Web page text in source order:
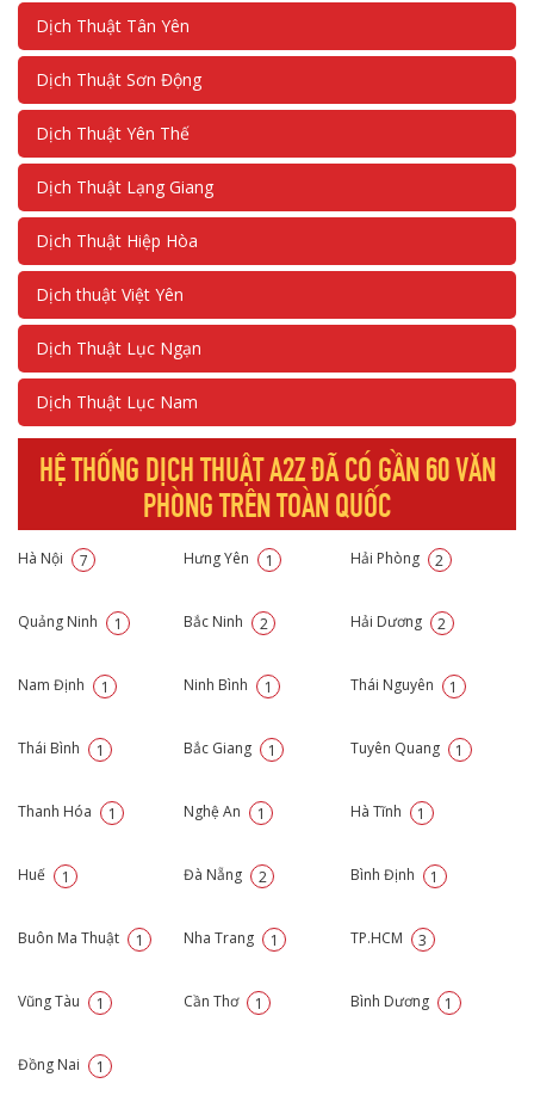
Dịch Thuật Tân Yên
Dịch Thuật Sơn Động
Dịch Thuật Yên Thế
Dịch Thuật Lạng Giang
Dịch Thuật Hiệp Hòa
Dịch thuật Việt Yên
Dịch Thuật Lục Ngạn
Dịch Thuật Lục Nam
HỆ THỐNG DỊCH THUẬT A2Z ĐÃ CÓ GẦN 60 VĂN
PHÒNG TRÊN TOÀN QUỐC
Hà Nội 7 Hưng Yên 1 Hải Phòng 2
Quảng Ninh 1 Bắc Ninh 2 Hải Dương 2
Nam Định 1 Ninh Bình 1 Thái Nguyên 1
Thái Bình 1 Bắc Giang 1 Tuyên Quang 1
Thanh Hóa 1 Nghệ An 1 Hà Tĩnh 1
Huế 1 Đà Nẵng 2 Bình Định 1
Buôn Ma Thuật 1 Nha Trang 1 TP.HCM 3
Vũng Tàu 1 Cần Thơ 1 Bình Dương 1
Đồng Nai 1